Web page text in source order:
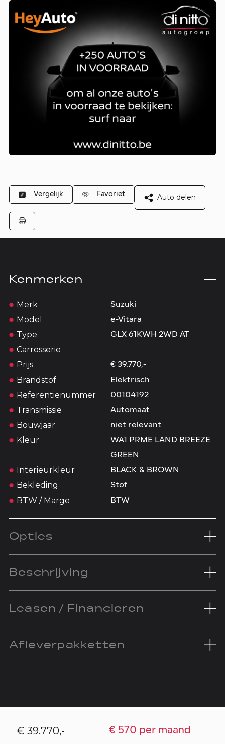
Vergelijk Favoriet Auto delen
Kenmerken
Merk Suzuki
Model e-Vitara
Type GLX 61KWH 2WD AT
Carrosserie
Prijs
€ 39.770,-
Brandstof Elektrisch
Referentienummer 00104192
Transmissie Automaat
Bouwjaar niet relevant
Kleur
WA1 PRME LAND BREEZE
GREEN
Interieurkleur BLACK & BROWN
Bekleding Stof
BTW / Marge BTW
Opties
Beschrijving
Leasen / Financieren
Afleverpakketten
€ 39.770,- € 570 per maand